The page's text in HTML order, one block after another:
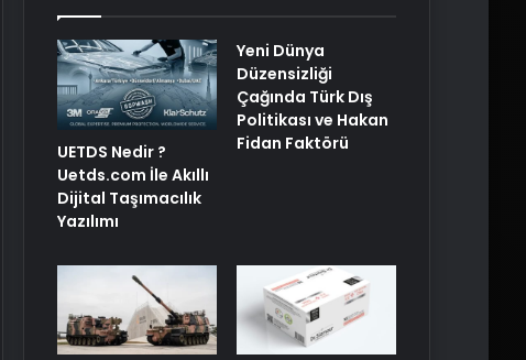
UETDS Nedir ?
Uetds.com İle Akıllı
Dijital Taşımacılık
Yazılımı
Yeni Dünya
Düzensizliği
Çağında Türk Dış
Politikası ve Hakan
Fidan Faktörü